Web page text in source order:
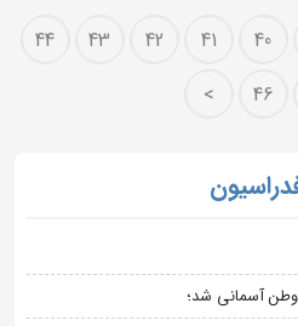
40
41
42
43
44
46
>
وطن آسمانی شد؛